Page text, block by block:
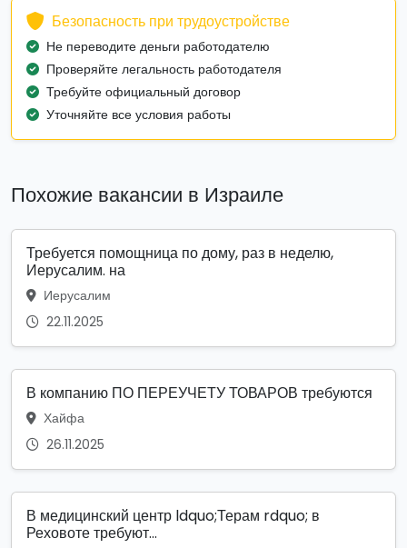
Безопасность при трудоустройстве
Не переводите деньги работодателю
Проверяйте легальность работодателя
Требуйте официальный договор
Уточняйте все условия работы
Похожие вакансии в Израиле
Требуется помощница по дому, раз в неделю,
Иерусалим. на
Иерусалим
22.11.2025
В компанию ПО ПЕРЕУЧЕТУ ТОВАРОВ требуются
Хайфа
26.11.2025
В медицинский центр ldquo;Терам rdquo; в
Реховоте требуют...